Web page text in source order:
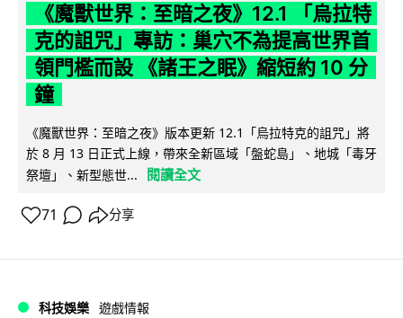
《魔獸世界：至暗之夜》12.1 「烏拉特
克的詛咒」專訪：巢穴不為提高世界首
領門檻而設 《諸王之眠》縮短約 10 分
鐘
《魔獸世界：至暗之夜》版本更新 12.1「烏拉特克的詛咒」將
於 8 月 13 日正式上線，帶來全新區域「盤蛇島」、地城「毒牙
祭壇」、新型態世...
閱讀全文
71 分享
科技娛樂 遊戲情報